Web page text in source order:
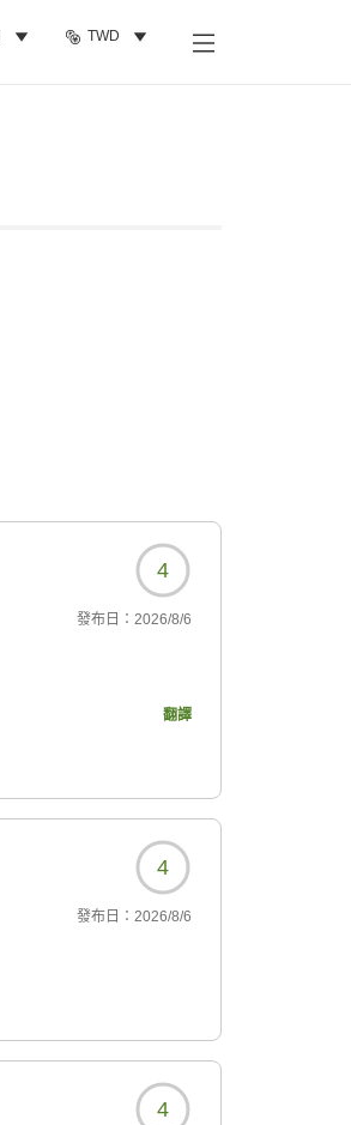
TWD
4
發布日： 2026/8/6
翻譯
4
發布日： 2026/8/6
4